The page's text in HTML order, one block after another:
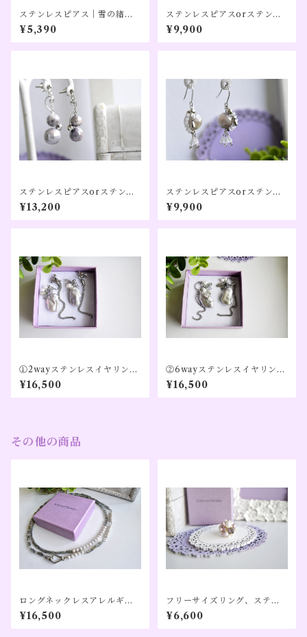
ステンレスピアス｜雪の結晶
モチーフ／リボンモチーフ｜
ゴールドカラー
¥5,390
ステンレスピアスorステンレ
スイヤリングアレルギー対応
｜キャンディモチーフ／ガー
ネット×ハーキマーダイヤモン
¥9,900
ステンレスピアスorステンレ
スイヤリング｜グレームーン
ストーン／大きめ｜【光のた
どり道】シルバーカラー、コ
¥13,200
ステンレスピアスorステンレ
スイヤリング｜月食モチーフ
／グレームーンストーン×水晶
／大きめ｜【夜のぬくもり】
¥9,900
①2wayステンレスイヤリング
｜／グレー淡水パール×ラブラ
ドライト×ホワイト淡水パール
×水晶／大きめ｜【私に還る】
¥16,500
②6wayステンレスイヤリング
｜／グレー淡水パール×ラブラ
ドライト×ホワイト淡水パール
×水晶／大きめ｜【私に還る】
¥16,500
その他の商品
ロングネックレスアレルギー
対応｜ラブラドライト×グレー
淡水パール／80cm｜【形にな
らない道】シルバーカラー
¥16,500
フリーサイズリング、ステン
レス、アレルギー対応、トル
マリンカラー（１０月誕生日
カラー）【Pon】
¥6,600